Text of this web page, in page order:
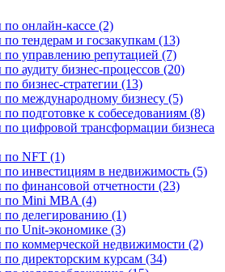
онлайн-кассе (2)
тендерам и госзакупкам (13)
по управлению репутацией (7)
аудиту бизнес-процессов (20)
бизнес-стратегии (13)
по международному бизнесу (5)
подготовке к собеседованиям (8)
по цифровой трансформации бизнеса
по NFT (1)
по инвестициям в недвижимость (5)
финансовой отчетности (23)
по Mini MBA (4)
по делегированию (1)
по Unit-экономике (3)
по коммерческой недвижимости (2)
директорским курсам (34)